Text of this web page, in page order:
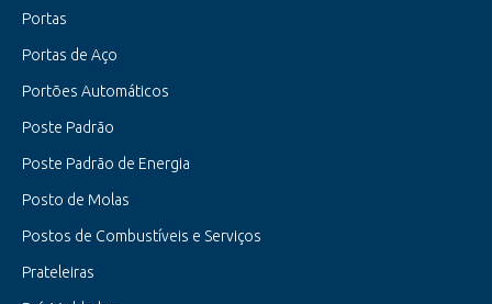
Portas
Portas de Aço
Portões Automáticos
Poste Padrão
Poste Padrão de Energia
Posto de Molas
Postos de Combustíveis e Serviços
Prateleiras